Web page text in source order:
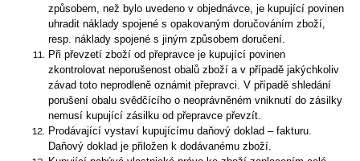
způsobem, než bylo uvedeno v objednávce, je kupující povinen
uhradit náklady spojené s opakovaným doručováním zboží,
resp. náklady spojené s jiným způsobem doručení.
Při převzetí zboží od přepravce je kupující povinen
zkontrolovat neporušenost obalů zboží a v případě jakýchkoliv
závad toto neprodleně oznámit přepravci. V případě shledání
porušení obalu svědčícího o neoprávněném vniknutí do zásilky
nemusí kupující zásilku od přepravce převzít.
Prodávající vystaví kupujícímu daňový doklad – fakturu.
Daňový doklad je přiložen k dodávanému zboží.